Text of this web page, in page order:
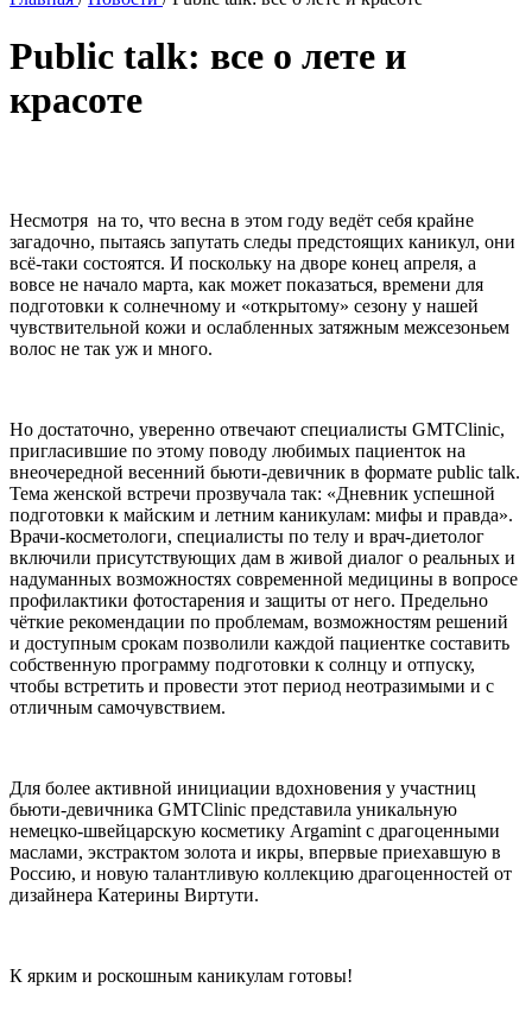
Public talk: все о лете и
красоте
Несмотря на то, что весна в этом году ведёт себя крайне
загадочно, пытаясь запутать следы предстоящих каникул, они
всё-таки состоятся. И поскольку на дворе конец апреля, а
вовсе не начало марта, как может показаться, времени для
подготовки к солнечному и «открытому» сезону у нашей
чувствительной кожи и ослабленных затяжным межсезоньем
волос не так уж и много.
Но достаточно, уверенно отвечают специалисты GMTClinic,
пригласившие по этому поводу любимых пациенток на
внеочередной весенний бьюти-девичник в формате public talk.
Тема женской встречи прозвучала так: «Дневник успешной
подготовки к майским и летним каникулам: мифы и правда».
Врачи-косметологи, специалисты по телу и врач-диетолог
включили присутствующих дам в живой диалог о реальных и
надуманных возможностях современной медицины в вопросе
профилактики фотостарения и защиты от него. Предельно
чёткие рекомендации по проблемам, возможностям решений
и доступным срокам позволили каждой пациентке составить
собственную программу подготовки к солнцу и отпуску,
чтобы встретить и провести этот период неотразимыми и с
отличным самочувствием.
Для более активной инициации вдохновения у участниц
бьюти-девичника GMTClinic представила уникальную
немецко-швейцарскую косметику Argamint с драгоценными
маслами, экстрактом золота и икры, впервые приехавшую в
Россию, и новую талантливую коллекцию драгоценностей от
дизайнера Катерины Виртути.
К ярким и роскошным каникулам готовы!